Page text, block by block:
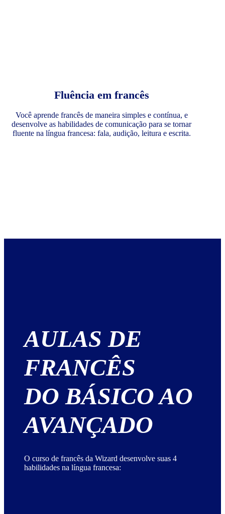
Fluência em francês
Você aprende francês de maneira simples e contínua, e
desenvolve as habilidades de comunicação para se tornar
fluente na língua francesa: fala, audição, leitura e escrita.
AULAS DE
FRANCÊS
DO BÁSICO AO
AVANÇADO
O curso de francês da Wizard desenvolve suas 4
habilidades na língua francesa: